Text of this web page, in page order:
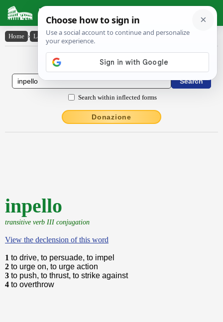
Latin Dictionary
Home › Latin-English › inpello
Latin to English Dictionary
Search within inflected forms
Donazione
inpello
transitive verb III conjugation
View the declension of this word
1 to drive, to persuade, to impel
2 to urge on, to urge action
3 to push, to thrust, to strike against
4 to overthrow